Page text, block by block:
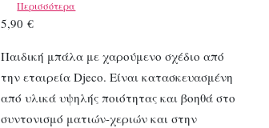
Περισσότερα
5,90€
Παιδική μπάλα με χαρούμενο σχέδιο από
την εταιρεία Djeco. Είναι κατασκευασμένη
από υλικά υψηλής ποιότητας και βοηθά στο
συντονισμό ματιών-χεριών και στην